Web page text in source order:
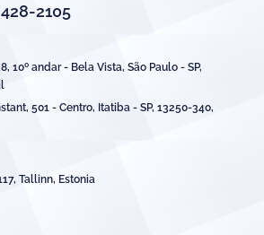
2105
10º andar - Bela Vista, São Paulo - SP,
501 - Centro, Itatiba - SP, 13250-340,
Tallinn, Estonia